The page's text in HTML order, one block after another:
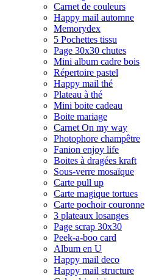
Carnet de couleurs
Happy mail automne
Memorydex
5 Pochettes tissu
Page 30x30 chutes
Mini album cadre bois
Répertoire pastel
Happy mail thé
Plateau à thé
Mini boite cadeau
Boite mariage
Carnet On my way
Photophore champêtre
Fanion enjoy life
Boites à dragées kraft
Sous-verre mosaïque
Carte pull up
Carte magique tortues
Carte pochoir couronne
3 plateaux losanges
Page scrap 30x30
Peek-a-boo card
Album en U
Happy mail deco
Happy mail structure